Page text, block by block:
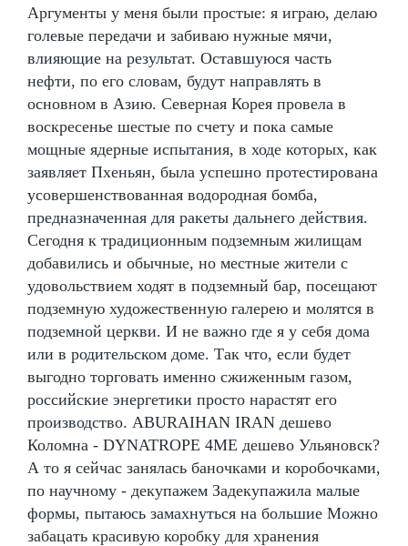
Аргументы у меня были простые: я играю, делаю
голевые передачи и забиваю нужные мячи,
влияющие на результат. Оставшуюся часть
нефти, по его словам, будут направлять в
основном в Азию. Северная Корея провела в
воскресенье шестые по счету и пока самые
мощные ядерные испытания, в ходе которых, как
заявляет Пхеньян, была успешно протестирована
усовершенствованная водородная бомба,
предназначенная для ракеты дальнего действия.
Сегодня к традиционным подземным жилищам
добавились и обычные, но местные жители с
удовольствием ходят в подземный бар, посещают
подземную художественную галерею и молятся в
подземной церкви. И не важно где я у себя дома
или в родительском доме. Так что, если будет
выгодно торговать именно сжиженным газом,
российские энергетики просто нарастят его
производство. ABURAIHAN IRAN дешево
Коломна - DYNATROPE 4ME дешево Ульяновск?
А то я сейчас занялась баночками и коробочками,
по научному - декупажем Задекупажила малые
формы, пытаюсь замахнуться на большие Можно
забацать красивую коробку для хранения